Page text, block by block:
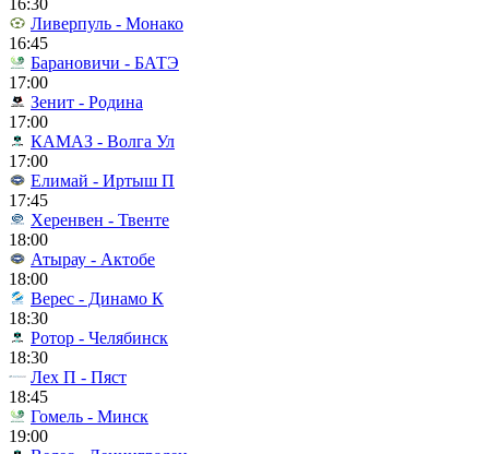
16:30
Ливерпуль - Монако
16:45
Барановичи - БАТЭ
17:00
Зенит - Родина
17:00
КАМАЗ - Волга Ул
17:00
Елимай - Иртыш П
17:45
Херенвен - Твенте
18:00
Атырау - Актобе
18:00
Верес - Динамо К
18:30
Ротор - Челябинск
18:30
Лех П - Пяст
18:45
Гомель - Минск
19:00